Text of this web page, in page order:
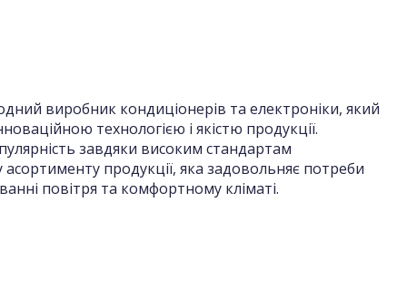
виробник кондиціонерів та електроніки, який
технологією і якістю продукції.
завдяки високим стандартам
продукції, яка задовольняє потреби
повітря та комфортному кліматі.